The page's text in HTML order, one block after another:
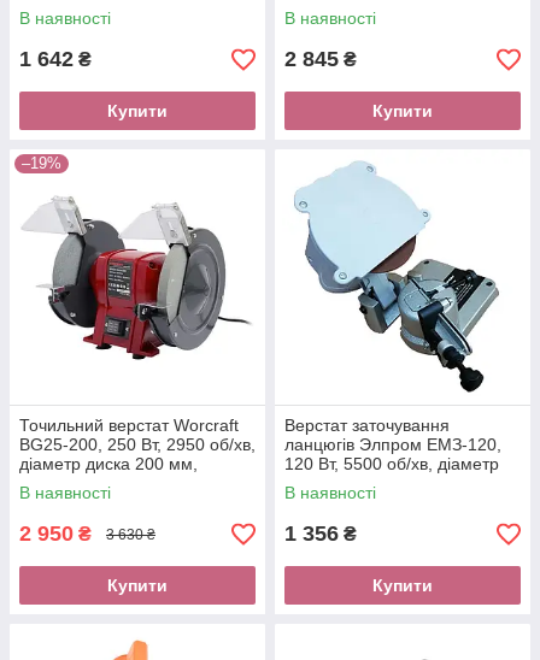
В наявності
1 642 ₴
Купити
В наявності
2 845 ₴
Купити
–19%
Точильний верстат Worcraft
BG25-200, 250 Вт, 2950 об/хв,
діаметр диска 200 мм,
гарантія 24 міс
В наявності
2 950 ₴ 3 630 ₴
Купити
Верстат заточування
ланцюгів Элпром ЕМЗ-120,
120 Вт, 5500 об/хв, діаметр
диска 100 мм, 2 диска в
комплекті
В наявності
1 356 ₴
Купити